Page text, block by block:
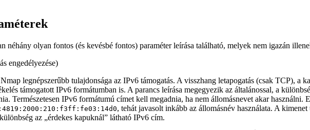
néhány olyan fontos (és kevésbé fontos) paraméter leírása található, melyek nem igazán
engedélyezése)
legnépszerűbb tulajdonsága az IPv6 támogatás. A visszhang letapogatás (csak TCP), a
támogatott IPv6 formátumban is. A parancs leírása megegyezik az általánossal, a
Természetesen IPv6 formátumú címet kell megadnia, ha nem állomásnevet akar használni.
, tehát javasolt inkább az állomásnév használata. A
az „érdekes kapuknál” látható IPv6 cím.